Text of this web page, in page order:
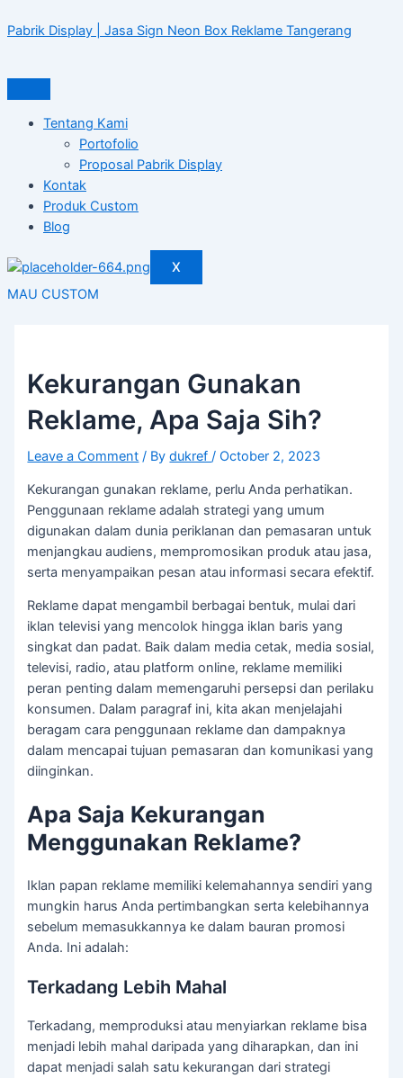
to
Pabrik Display | Jasa Sign Neon Box Reklame Tangerang
Tentang Kami
Portofolio
Proposal Pabrik Display
Kontak
Produk Custom
Blog
X
MAU CUSTOM
Kekurangan Gunakan
Reklame, Apa Saja Sih?
Leave a Comment / Bydukref/October 2, 2023
Kekurangan gunakan reklame, perlu Anda perhatikan.
Penggunaan reklame adalah strategi yang umum
digunakan dalam dunia periklanan dan pemasaran untuk
menjangkau audiens, mempromosikan produk atau jasa,
serta menyampaikan pesan atau informasi secara efektif.
Reklame dapat mengambil berbagai bentuk, mulai dari
iklan televisi yang mencolok hingga iklan baris yang
singkat dan padat. Baik dalam media cetak, media sosial,
televisi, radio, atau platform online, reklame memiliki
peran penting dalam memengaruhi persepsi dan perilaku
konsumen. Dalam paragraf ini, kita akan menjelajahi
beragam cara penggunaan reklame dan dampaknya
dalam mencapai tujuan pemasaran dan komunikasi yang
diinginkan.
Apa Saja Kekurangan
Menggunakan Reklame?
Iklan papan reklame memiliki kelemahannya sendiri yang
mungkin harus Anda pertimbangkan serta kelebihannya
sebelum memasukkannya ke dalam bauran promosi
Anda. Ini adalah:
Terkadang Lebih Mahal
Terkadang, memproduksi atau menyiarkan reklame bisa
menjadi lebih mahal daripada yang diharapkan, dan ini
dapat menjadi salah satu kekurangan dari strategi
navigation